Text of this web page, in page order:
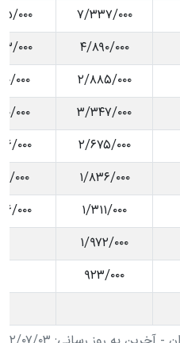
۷/۳۳۷/۰۰۰
۷/
۴/۸۹۰/۰۰۰
۴/
۲/۸۸۵/۰۰۰
۲/
۳/۳۴۷/۰۰۰
۳/
۲/۶۷۵/۰۰۰
۲/
۱/۸۳۶/۰۰۰
۱/
۱/۳۱۱/۰۰۰
۱/
۱/۹۷۲/۰۰۰
۹۲۳/۰۰۰